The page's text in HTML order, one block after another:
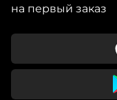
на первый заказ